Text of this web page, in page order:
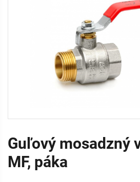
Guľový mosadzný
MF, páka